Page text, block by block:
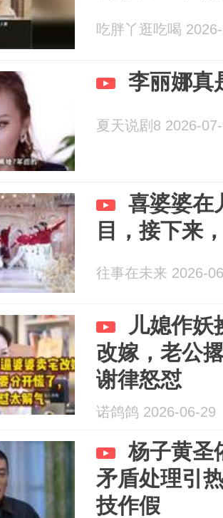
吃胖丫逛吃喝
李丽娜真
夏天说剧8 2026-
喜婆婆在
目，接下来
往事在未来 2026-
儿媳作妖
改嫁，老公
谢律怒怼
诺鸽鸽 2026-06-29
杨子黄圣
矛盾处理引
技作假